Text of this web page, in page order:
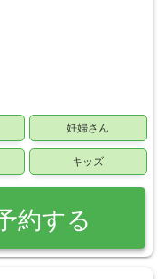
妊婦さん
キッズ
約する